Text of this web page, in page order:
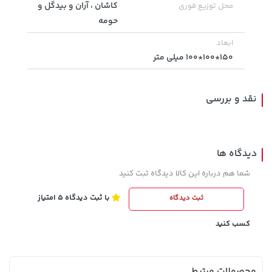
659,900
339,900 تومان
238,000 تومان
289,900
خرید 27,280,000 تومان
محل توزیع فوری
کاشان ، آران و بیدگل و
حومه
ابعاد
150*100*100 میلی متر
نقد و بررسی
دیدگاه ها
شما هم درباره این کالا دیدگاه ثبت کنید
ثبت دیدگاه با ثبت دیدگاه 5 امتیاز
کسب کنید